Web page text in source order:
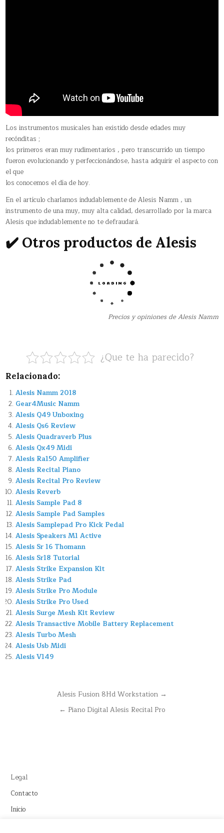
Los instrumentos musicales han existido desde edades muy
recónditas ;
los primeros eran muy rudimentarios , pero transcurrido un tiempo
fueron evolucionando y perfeccionándose, hasta adquirir el aspecto con
el que
los conocemos el día de hoy.
En el artículo charlamos indudablemente de Alesis Namm , un
instrumento de una muy, muy alta calidad, desarrollado por la marca
Alesis que indudablemente no te defraudará.
✔️ Otros productos de Alesis
Precios y opiniones de Alesis Namm
¿Que te ha parecido?
Relacionado:
Alesis Namm 2018
Gear4Music Namm
Alesis Q49 Unboxing
Alesis Qs6 Review
Alesis Quadraverb Plus
Alesis Qx49 Midi
Alesis Ra150 Amplifier
Alesis Recital Piano
Alesis Recital Pro Review
Alesis Reverb
Alesis Sample Pad 8
Alesis Sample Pad Samples
Alesis Samplepad Pro Kick Pedal
Alesis Speakers M1 Active
Alesis Sr 16 Thomann
Alesis Sr18 Tutorial
Alesis Strike Expansion Kit
Alesis Strike Pad
Alesis Strike Pro Module
Alesis Strike Pro Used
Alesis Surge Mesh Kit Review
Alesis Transactive Mobile Battery Replacement
Alesis Turbo Mesh
Alesis Usb Midi
Alesis V149
NavegaciónAlesis Fusion 8Hd Workstation →
← Piano Digital Alesis Recital Pro
Legal
Contacto
Inicio